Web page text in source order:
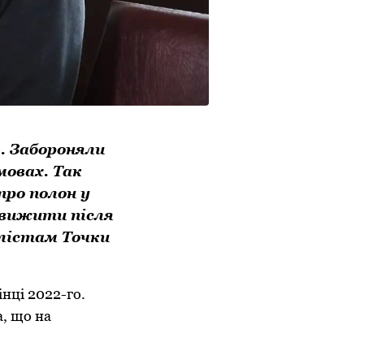
Забороняли
Так
полон у
після
Точки
2022-го.
що на